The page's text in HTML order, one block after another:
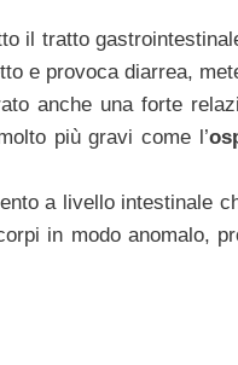
il tratto
e provoca diarrea,
anche una forte
più gravi come l’
a livello intestinale
in modo anomalo,